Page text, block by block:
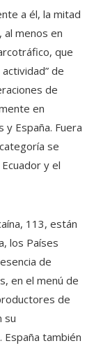
a él, la mitad
al menos en
que
de
de
en
y España. Fuera
se
y el
113, están
los Países
de
en el menú de
de
su
España también